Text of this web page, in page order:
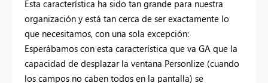
Esta característica ha sido tan grande para nuestra
organización y está tan cerca de ser exactamente lo
que necesitamos, con una sola excepción:
Esperábamos con esta característica que va GA que la
capacidad de desplazar la ventana Personlize (cuando
los campos no caben todos en la pantalla) se